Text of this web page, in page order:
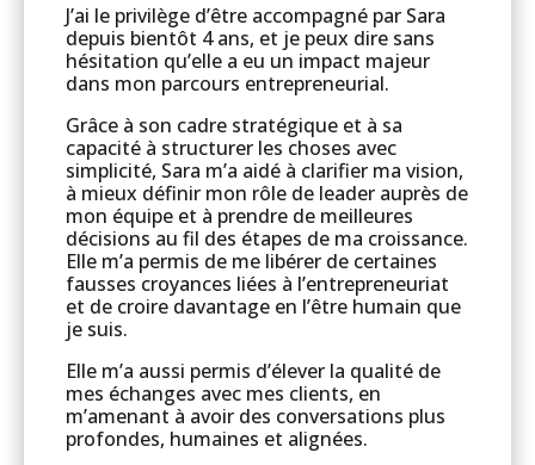
J’ai le privilège d’être accompagné par Sara
depuis bientôt 4 ans, et je peux dire sans
hésitation qu’elle a eu un impact majeur
dans mon parcours entrepreneurial.
Grâce à son cadre stratégique et à sa
capacité à structurer les choses avec
simplicité, Sara m’a aidé à clarifier ma vision,
à mieux définir mon rôle de leader auprès de
mon équipe et à prendre de meilleures
décisions au fil des étapes de ma croissance.
Elle m’a permis de me libérer de certaines
fausses croyances liées à l’entrepreneuriat
et de croire davantage en l’être humain que
je suis.
Elle m’a aussi permis d’élever la qualité de
mes échanges avec mes clients, en
m’amenant à avoir des conversations plus
profondes, humaines et alignées.